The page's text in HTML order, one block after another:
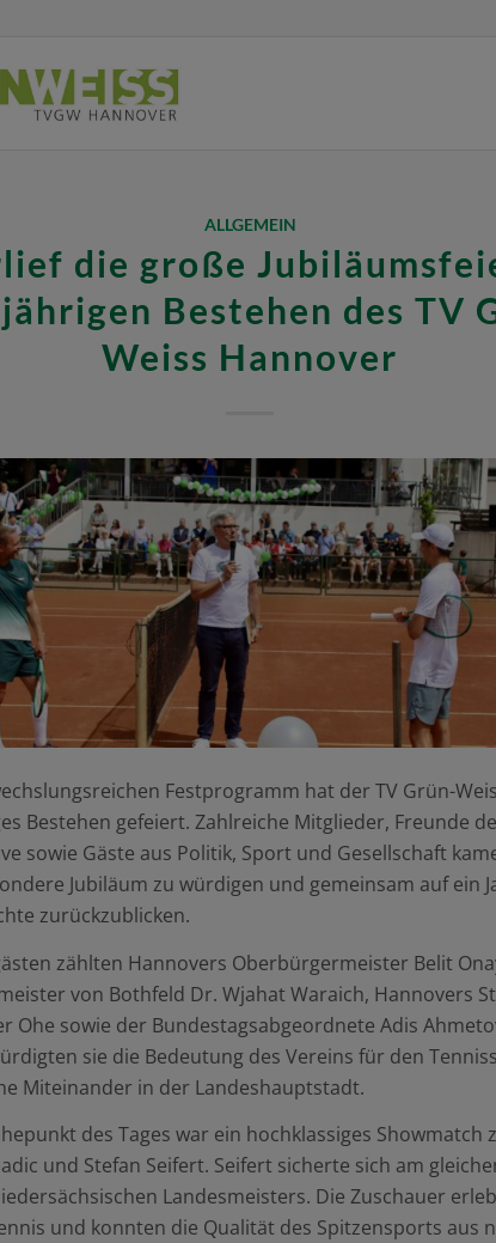
ALLGEMEIN
die große
Bestehen des TV
Weiss Hannover
Festprogramm hat der TV Grün-
Bestehen gefeiert. Zahlreiche Mitglieder, Freunde
sowie Gäste aus Politik, Sport und Gesellschaft
Jubiläum zu würdigen und gemeinsam auf ein
zurückzublicken.
zählten Hannovers Oberbürgermeister Belit
von Bothfeld Dr. Wjahat Waraich, Hannovers
Ohe sowie der Bundestagsabgeordnete Adis
sie die Bedeutung des Vereins für den
Miteinander in der Landeshauptstadt.
des Tages war ein hochklassiges Showmatch
und Stefan Seifert. Seifert sicherte sich am
Landesmeisters. Die Zuschauer
und konnten die Qualität des Spitzensports aus